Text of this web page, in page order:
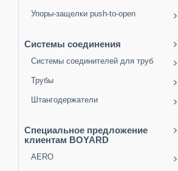
Упоры-защелки push-to-open
Системы соединения
Системы соединителей для труб
Трубы
Штангодержатели
Специальное предложение
клиентам BOYARD
AERO